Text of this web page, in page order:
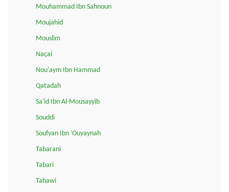
Mouhammad Ibn Sahnoun
Moujahid
Mouslim
Naçai
Nou'aym Ibn Hammad
Qatadah
Sa'id Ibn Al-Mousayyib
Souddi
Soufyan Ibn 'Ouyaynah
Tabarani
Tabari
Tahawi